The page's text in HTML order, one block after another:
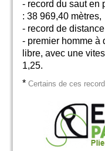
- record du saut en
: 38 969,40 mètres,
- record de
- premier homme à
libre, avec une
1,25.
* Certains de ces